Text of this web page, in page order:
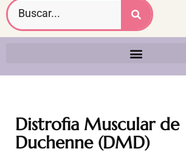
Distrofia Muscular de
Duchenne (DMD)